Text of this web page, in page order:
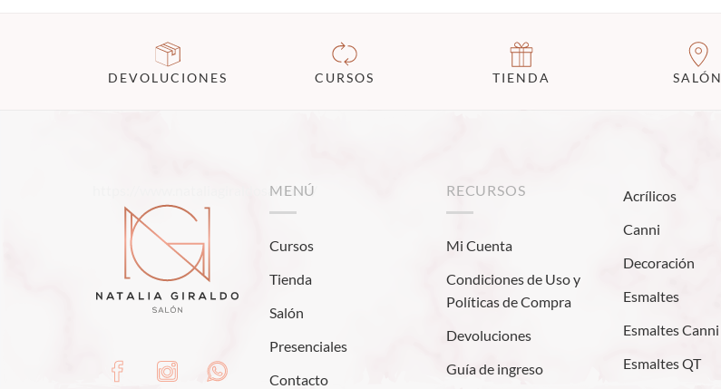
DEVOLUCIONES CURSOS TIENDA SALÓN
https://www.nataliagiraldosalon.co/
MENÚ
Cursos
Tienda
Salón
Presenciales
Contacto
RECURSOS
Mi Cuenta
Condiciones de Uso y
Políticas de Compra
Devoluciones
Guía de ingreso
Acrílicos
Canni
Decoración
Esmaltes
Esmaltes Canni
Esmaltes QT